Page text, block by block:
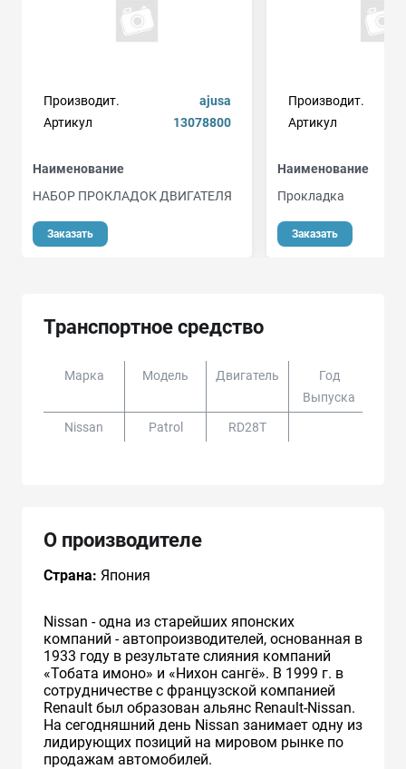
Производит.
ajusa
Артикул
13078800
Наименование
НАБОР ПРОКЛАДОК ДВИГАТЕЛЯ
Заказать
Производит.
Артикул
Наименование
Прокладкa
Заказать
Транспортное средство
Марка Модель Двигатель
Год
Выпуска
Nissan Patrol RD28T
О производителе
Страна: Япония
Nissan - одна из старейших японских
компаний - автопроизводителей, основанная в
1933 году в результате слияния компаний
«Тобата имоно» и «Нихон сангё». В 1999 г. в
сотрудничестве с французcкой компанией
Renault был образован альянс Renault-Nissan.
На сегодняшний день Nissan занимает одну из
лидирующих позиций на мировом рынке по
продажам автомобилей.